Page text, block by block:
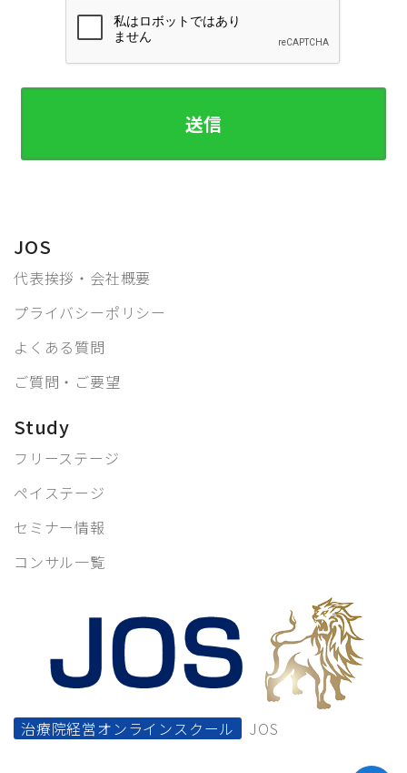
JOS
代表挨拶・会社概要
プライバシーポリシー
よくある質問
ご質問・ご要望
Study
フリーステージ
ペイステージ
セミナー情報
コンサル一覧
治療院経営オンラインスクール JOS